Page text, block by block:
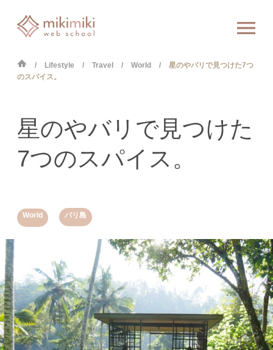
Lifestyle Travel World
星のやバリで見つけた7つ
のスパイス。
World バリ島
星のやバリで見つけた
7つのスパイス。